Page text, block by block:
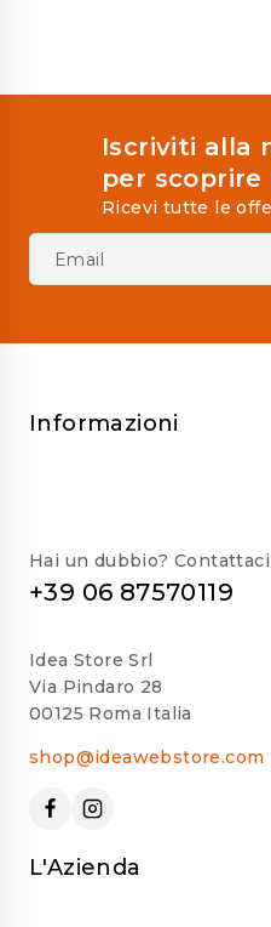
Iscriviti alla
per
Ricevi tutte le
Informazioni
Hai un dubbio? Contattaci
+39 06 87570119
Idea Store Srl
Via Pindaro 28
00125 Roma Italia
shop@ideawebstore.com
L'Azienda